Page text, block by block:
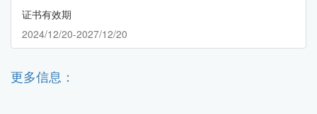
证书有效期
2024/12/20-2027/12/20
更多信息：